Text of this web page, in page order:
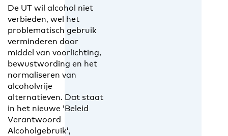
De UT wil alcohol niet
verbieden, wel het
problematisch gebruik
verminderen door
middel van voorlichting,
bewustwording en het
normaliseren van
alcoholvrije
alternatieven. Dat staat
in het nieuwe ‘Beleid
Verantwoord
Alcoholgebruik’,